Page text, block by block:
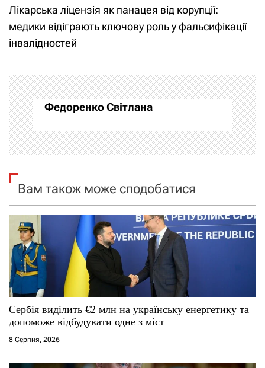
в
і
а
ц
і
а
п
и
с
і
в
Лікарська ліцензія як панацея від корупції:
медики відіграють ключову роль у фальсифікації
інвалідностей
Федоренко Світлана
Вам також може сподобатися
Сербія виділить €2 млн на українську енергетику та
допоможе відбудувати одне з міст
8 Серпня, 2026